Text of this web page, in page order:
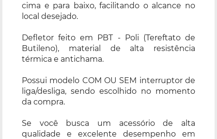
cima e para baixo, facilitando o alcance no
local desejado.
Defletor feito em PBT - Poli (Tereftato de
Butileno), material de alta resistência
térmica e antichama.
Possui modelo COM OU SEM interruptor de
liga/desliga, sendo escolhido no momento
da compra.
Se você busca um acessório de alta
qualidade e excelente desempenho em